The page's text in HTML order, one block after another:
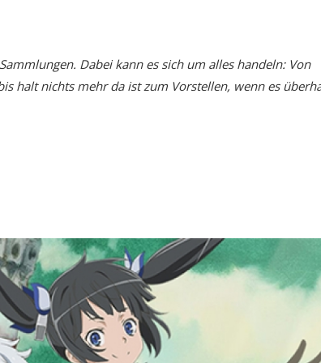
Dabei kann es sich um alles handeln: Von
halt nichts mehr da ist zum Vorstellen, wenn es